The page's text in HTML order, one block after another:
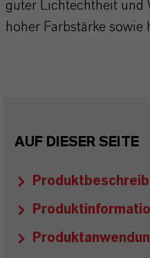
guter Lichtechtheit und
hoher Farbstärke
AUF DIESER SEITE